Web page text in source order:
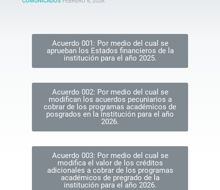
Acuerdo 001: Por medio del cual se
aprueban los Estados financieros de la
institución para el año 2025.
Acuerdo 002: Por medio del cual se
modifican los acuerdos pecuniarios a
cobrar de los programas académicos de
posgrados en la institución para el año
2026.
Acuerdo 003: Por medio del cual se
modifica el valor de los créditos
adicionales a cobrar de los programas
académicos de pregrado de la
institución para el año 2026.